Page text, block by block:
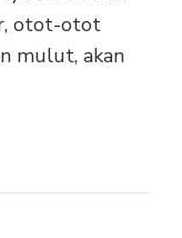
otot-otot
mulut, akan